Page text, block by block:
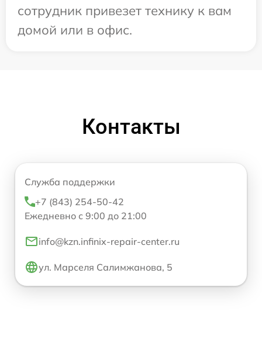
сотрудник привезет технику к вам
домой или в офис.
Контакты
Служба поддержки
+7 (843) 254-50-42
Ежедневно с 9:00 до 21:00
info@kzn.infinix-repair-center.ru
ул. Марселя Салимжанова, 5